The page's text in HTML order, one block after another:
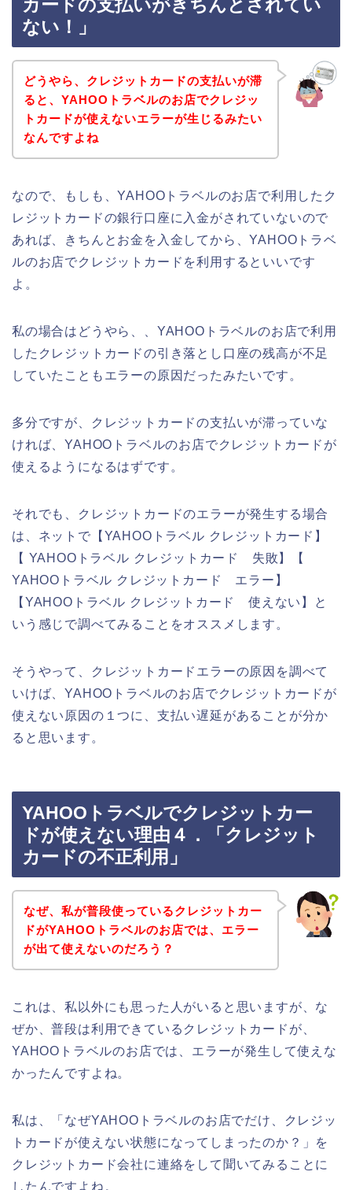
カードの支払いがきちんとされてい
ない！」
どうやら、クレジットカードの支払いが滞
ると、YAHOOトラベルのお店でクレジッ
トカードが使えないエラーが生じるみたい
なんですよね
なので、もしも、YAHOOトラベルのお店で利用したク
レジットカードの銀行口座に入金がされていないので
あれば、きちんとお金を入金してから、YAHOOトラベ
ルのお店でクレジットカードを利用するといいです
よ。
私の場合はどうやら、、YAHOOトラベルのお店で利用
したクレジットカードの引き落とし口座の残高が不足
していたこともエラーの原因だったみたいです。
多分ですが、クレジットカードの支払いが滞っていな
ければ、YAHOOトラベルのお店でクレジットカードが
使えるようになるはずです。
それでも、クレジットカードのエラーが発生する場合
は、ネットで【YAHOOトラベル クレジットカード】
【 YAHOOトラベル クレジットカード 失敗】【
YAHOOトラベル クレジットカード エラー】
【YAHOOトラベル クレジットカード 使えない】と
いう感じで調べてみることをオススメします。
そうやって、クレジットカードエラーの原因を調べて
いけば、YAHOOトラベルのお店でクレジットカードが
使えない原因の１つに、支払い遅延があることが分か
ると思います。
YAHOOトラベルでクレジットカー
ドが使えない理由４．「クレジット
カードの不正利用」
なぜ、私が普段使っているクレジットカー
ドがYAHOOトラベルのお店では、エラー
が出て使えないのだろう？
これは、私以外にも思った人がいると思いますが、な
ぜか、普段は利用できているクレジットカードが、
YAHOOトラベルのお店では、エラーが発生して使えな
かったんですよね。
私は、「なぜYAHOOトラベルのお店でだけ、クレジッ
トカードが使えない状態になってしまったのか？」を
クレジットカード会社に連絡をして聞いてみることに
したんですよね。